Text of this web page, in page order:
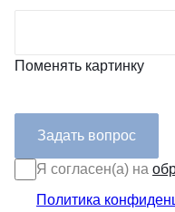
Поменять картинку
Я согласен(а) на
Политика